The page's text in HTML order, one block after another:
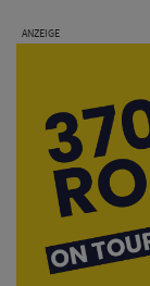
ANZEIGE